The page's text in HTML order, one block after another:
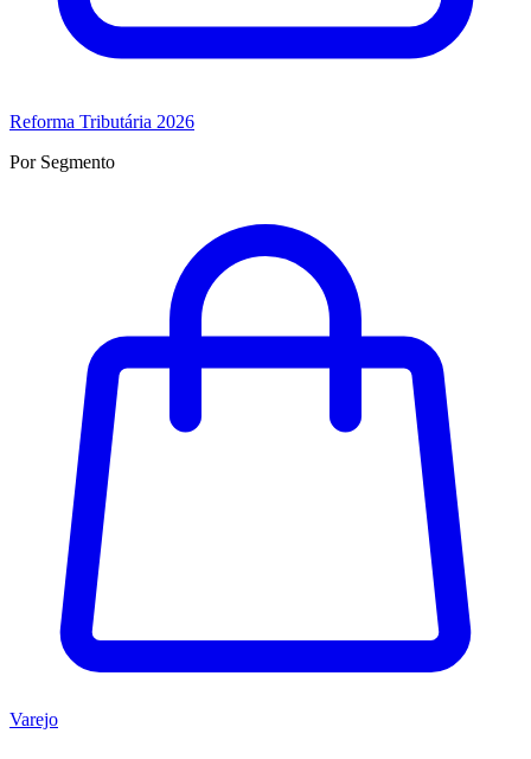
Reforma Tributária 2026
Por Segmento
Varejo